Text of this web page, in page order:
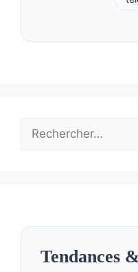
Rechercher :
Tendances